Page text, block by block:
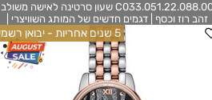
C033.051.22.088.00 שעון סרטינה לאישה משולב
זהב רוז וכסף | דגמים חדשים של המותג השוויצרי |
לוח מיוחד ומרשים | 5 שנים אחריות | Certina DS-8
Quartz Black Dial Ladies Watch
5 שנים אחריות - יבואן רשמי